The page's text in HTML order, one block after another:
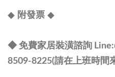
◆ 附發票◆
◆ 免費家居裝潢諮詢 Line:
8509-8225(請在上班時間